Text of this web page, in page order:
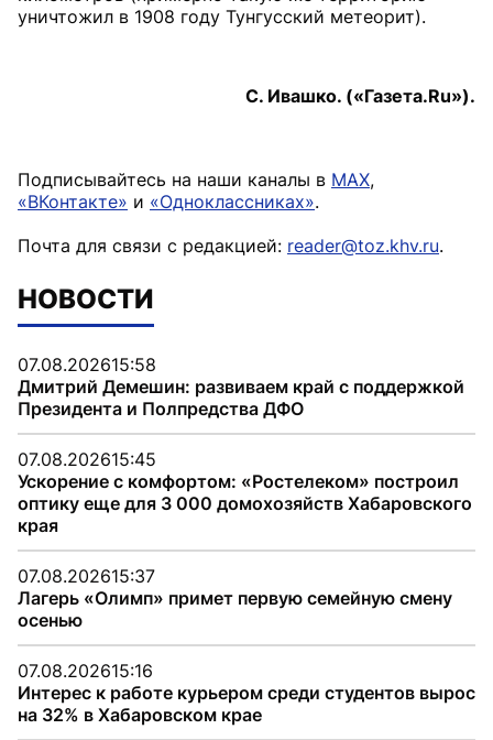
уничтожил в 1908 году Тунгусский метеорит).
С. Ивашко. («Газета.Ru»).
Подписывайтесь на наши каналы в MAX,
«ВКонтакте» и «Одноклассниках».
Почта для связи с редакцией: reader@toz.khv.ru.
НОВОСТИ
07.08.202615:58
Дмитрий Демешин: развиваем край с поддержкой
Президента и Полпредства ДФО
07.08.202615:45
Ускорение с комфортом: «Ростелеком» построил
оптику еще для 3 000 домохозяйств Хабаровского
края
07.08.202615:37
Лагерь «Олимп» примет первую семейную смену
осенью
07.08.202615:16
Интерес к работе курьером среди студентов вырос
на 32% в Хабаровском крае